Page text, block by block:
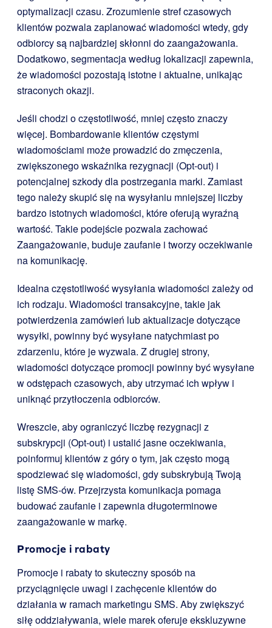
optymalizacji czasu. Zrozumienie stref czasowych
klientów pozwala zaplanować wiadomości wtedy, gdy
odbiorcy są najbardziej skłonni do zaangażowania.
Dodatkowo, segmentacja według lokalizacji zapewnia,
że wiadomości pozostają istotne i aktualne, unikając
straconych okazji.
Jeśli chodzi o częstotliwość, mniej często znaczy
więcej. Bombardowanie klientów częstymi
wiadomościami może prowadzić do zmęczenia,
zwiększonego wskaźnika rezygnacji (Opt-out) i
potencjalnej szkody dla postrzegania marki. Zamiast
tego należy skupić się na wysyłaniu mniejszej liczby
bardzo istotnych wiadomości, które oferują wyraźną
wartość. Takie podejście pozwala zachować
Zaangażowanie, buduje zaufanie i tworzy oczekiwanie
na komunikację.
Idealna częstotliwość wysyłania wiadomości zależy od
ich rodzaju. Wiadomości transakcyjne, takie jak
potwierdzenia zamówień lub aktualizacje dotyczące
wysyłki, powinny być wysyłane natychmiast po
zdarzeniu, które je wyzwala. Z drugiej strony,
wiadomości dotyczące promocji powinny być wysyłane
w odstępach czasowych, aby utrzymać ich wpływ i
uniknąć przytłoczenia odbiorców.
Wreszcie, aby ograniczyć liczbę rezygnacji z
subskrypcji (Opt-out) i ustalić jasne oczekiwania,
poinformuj klientów z góry o tym, jak często mogą
spodziewać się wiadomości, gdy subskrybują Twoją
listę SMS-ów. Przejrzysta komunikacja pomaga
budować zaufanie i zapewnia długoterminowe
zaangażowanie w markę.
Promocje i rabaty
Promocje i rabaty to skuteczny sposób na
przyciągnięcie uwagi i zachęcenie klientów do
działania w ramach marketingu SMS. Aby zwiększyć
siłę oddziaływania, wiele marek oferuje ekskluzywne